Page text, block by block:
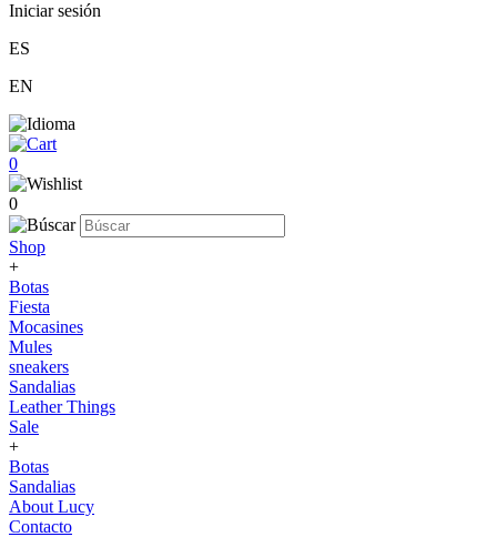
Iniciar sesión
ES
EN
0
0
Shop
+
Botas
Fiesta
Mocasines
Mules
sneakers
Sandalias
Leather Things
Sale
+
Botas
Sandalias
About Lucy
Contacto